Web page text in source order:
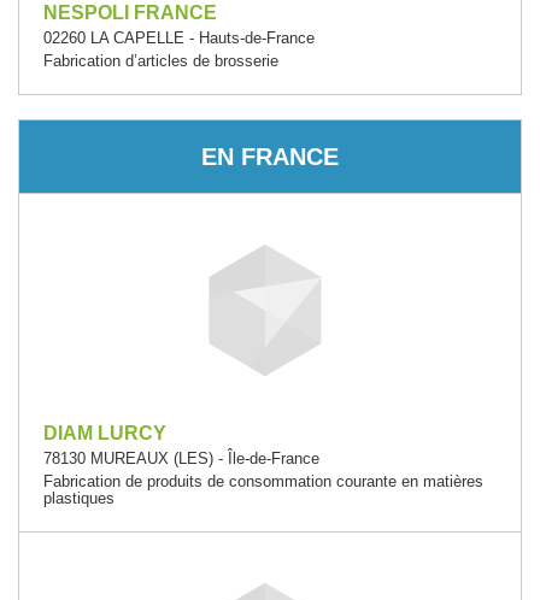
NESPOLI FRANCE
02260 LA CAPELLE - Hauts-de-France
Fabrication d’articles de brosserie
EN FRANCE
DIAM LURCY
78130 MUREAUX (LES) - Île-de-France
Fabrication de produits de consommation courante en matières
plastiques